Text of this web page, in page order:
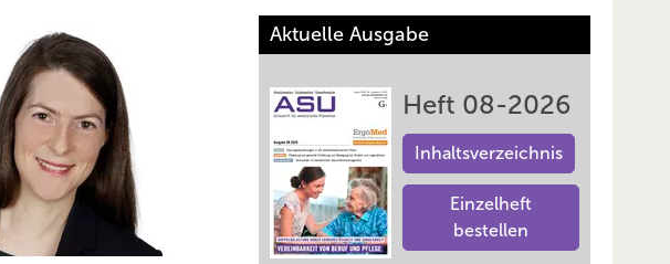
Aktuelle Ausgabe
Heft 08-2026
Inhaltsverzeichnis
Einzelheft
bestellen